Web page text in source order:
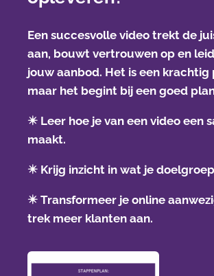
Een succesvolle video trekt de
aan, bouwt vertrouwen op en
jouw aanbod. Het is een krachtig
maar het begint bij een goed
✴️ Leer hoe je van een video een
maakt.
✴️ Krijg inzicht in wat je
✴️ Transformeer je online
trek meer klanten aan.